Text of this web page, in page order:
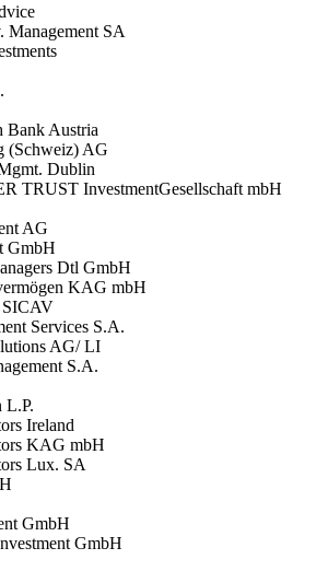
SA
Austria
(Schweiz) AG
Dublin
TRUST InvestmentGesellschaft mbH
AG
GmbH
Dtl GmbH
KAG mbH
SICAV
Services S.A.
AG/ LI
S.A.
L.P.
Ireland
KAG mbH
Lux. SA
GmbH
GmbH